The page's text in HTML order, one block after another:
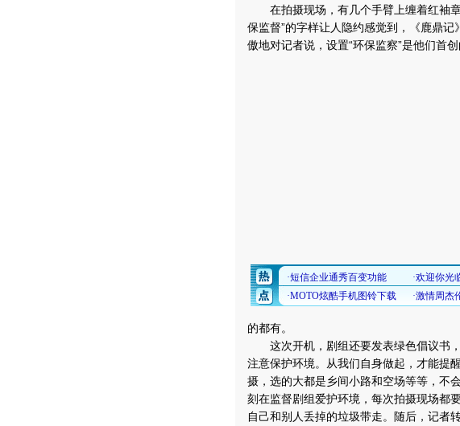
在拍摄现场，有几个手臂上缠着红袖章
保监督”的字样让人隐约感觉到，《鹿鼎
傲地对记者说，设置“环保监察”是他们首创
的都有。
这次开机，剧组还要发表绿色倡议书，
注意保护环境。从我们自身做起，才能提
摄，选的大都是乡间小路和空场等等，不
刻在监督剧组爱护环境，每次拍摄现场都
自己和别人丢掉的垃圾带走。随后，记者